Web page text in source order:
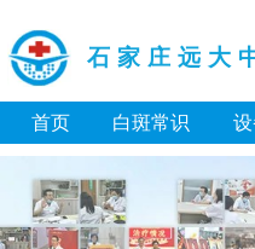
石家庄远大
首页 白斑常识